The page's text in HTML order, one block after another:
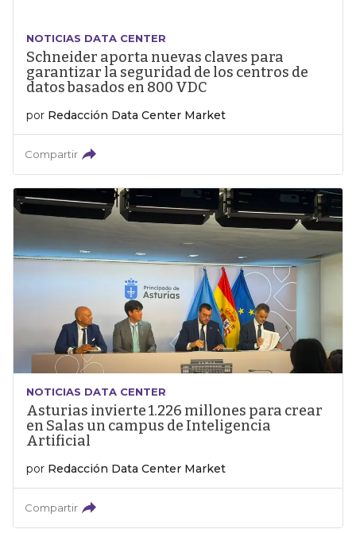
NOTICIAS DATA CENTER
Schneider aporta nuevas claves para
garantizar la seguridad de los centros de
datos basados en 800 VDC
por Redacción Data Center Market
Compartir
NOTICIAS DATA CENTER
Asturias invierte 1.226 millones para crear
en Salas un campus de Inteligencia
Artificial
por Redacción Data Center Market
Compartir